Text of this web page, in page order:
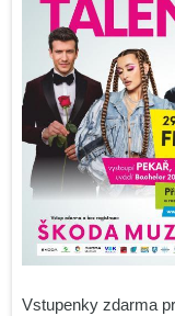
Před prázdninami
Zdeněk Gola
Maturita 2026 -
2.O v Leteckém
Gymnázium Dr.
rakovině 2026
Naši studenti
Mannheim
Maturita 2026 -
Vstupenky zdarma